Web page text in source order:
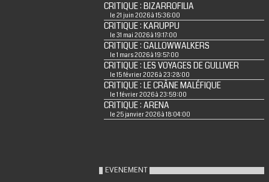
CRITIQUE : BIZARROFILIA
le 21 juin 2026 à 15:36:00
CRITIQUE : KARUPPU
le 31 mai 2026 à 19:17:00
CRITIQUE : GALLOWWALKERS
le 1 mars 2026 à 19:57:00
CRITIQUE : LES VOYAGES DE GULLIVER
le 15 février 2026 à 23:28:00
CRITIQUE : LE CRÂNE MALÉFIQUE
le 1 février 2026 à 23:59:00
CRITIQUE : ARENA
le 25 janvier 2026 à 18:04:00
EVENEMENT